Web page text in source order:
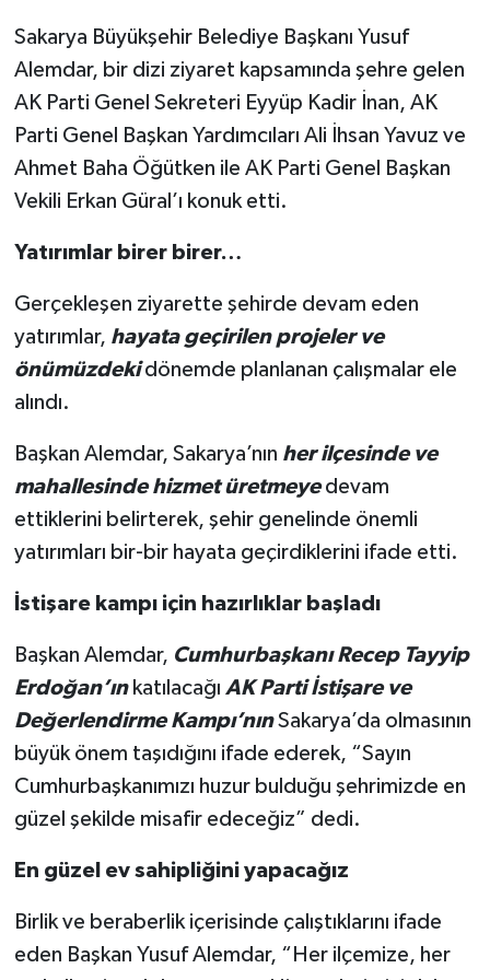
Sakarya Büyükşehir Belediye Başkanı Yusuf
Alemdar, bir dizi ziyaret kapsamında şehre gelen
AK Parti Genel Sekreteri Eyyüp Kadir İnan, AK
Parti Genel Başkan Yardımcıları Ali İhsan Yavuz ve
Ahmet Baha Öğütken ile AK Parti Genel Başkan
Vekili Erkan Güral’ı konuk etti.
Yatırımlar birer birer…
Gerçekleşen ziyarette şehirde devam eden
yatırımlar, hayata geçirilen projeler ve
önümüzdekidönemde planlanan çalışmalar ele
alındı.
Başkan Alemdar, Sakarya’nın her ilçesinde ve
mahallesinde hizmet üretmeyedevam
ettiklerini belirterek, şehir genelinde önemli
yatırımları bir-bir hayata geçirdiklerini ifade etti.
İstişare kampı için hazırlıklar başladı
Başkan Alemdar, Cumhurbaşkanı Recep Tayyip
Erdoğan’ın katılacağı AK Parti İstişare ve
Değerlendirme Kampı’nınSakarya’da olmasının
büyük önem taşıdığını ifade ederek, “Sayın
Cumhurbaşkanımızı huzur bulduğu şehrimizde en
güzel şekilde misafir edeceğiz” dedi.
En güzel ev sahipliğini yapacağız
Birlik ve beraberlik içerisinde çalıştıklarını ifade
eden Başkan Yusuf Alemdar, “Her ilçemize, her